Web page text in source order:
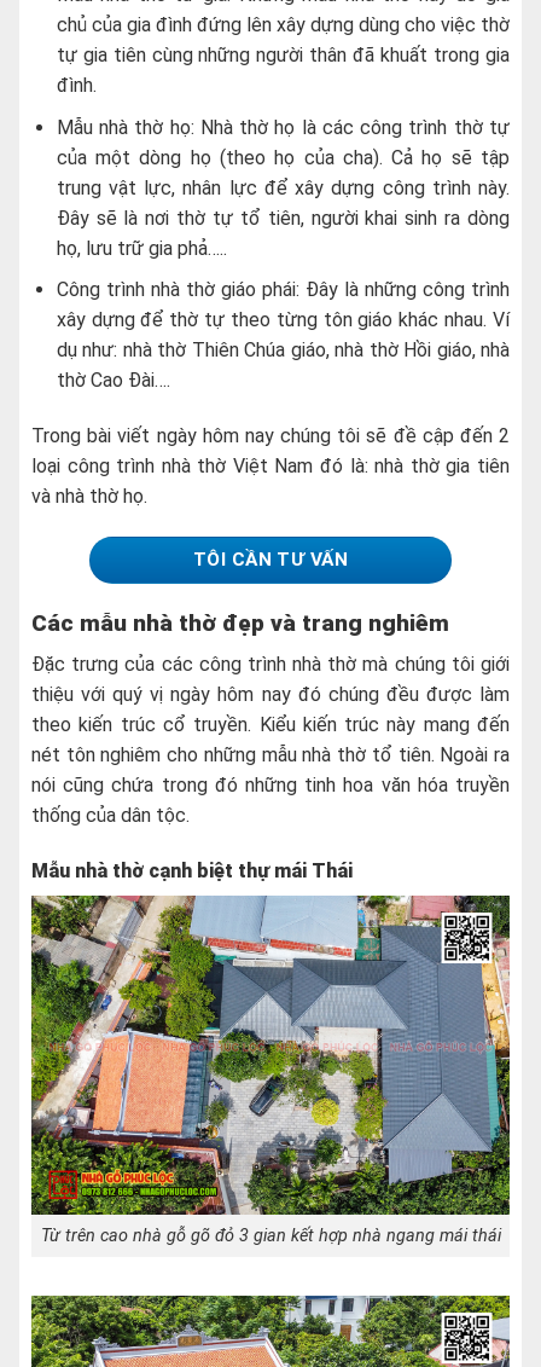
chủ của gia đình đứng lên xây dựng dùng cho việc thờ
tự gia tiên cùng những người thân đã khuất trong gia
đình.
Mẫu nhà thờ họ: Nhà thờ họ là các công trình thờ tự
của một dòng họ (theo họ của cha). Cả họ sẽ tập
trung vật lực, nhân lực để xây dựng công trình này.
Đây sẽ là nơi thờ tự tổ tiên, người khai sinh ra dòng
họ, lưu trữ gia phả…..
Công trình nhà thờ giáo phái: Đây là những công trình
xây dựng để thờ tự theo từng tôn giáo khác nhau. Ví
dụ như: nhà thờ Thiên Chúa giáo, nhà thờ Hồi giáo, nhà
thờ Cao Đài….
Trong bài viết ngày hôm nay chúng tôi sẽ đề cập đến 2
loại công trình nhà thờ Việt Nam đó là: nhà thờ gia tiên
và nhà thờ họ.
TÔI CẦN TƯ VẤN
Các mẫu nhà thờ đẹp và trang nghiêm
Đặc trưng của các công trình nhà thờ mà chúng tôi giới
thiệu với quý vị ngày hôm nay đó chúng đều được làm
theo kiến trúc cổ truyền. Kiểu kiến trúc này mang đến
nét tôn nghiêm cho những mẫu nhà thờ tổ tiên. Ngoài ra
nói cũng chứa trong đó những tinh hoa văn hóa truyền
thống của dân tộc.
Mẫu nhà thờ cạnh biệt thự mái Thái
Từ trên cao nhà gỗ gõ đỏ 3 gian kết hợp nhà ngang mái thái